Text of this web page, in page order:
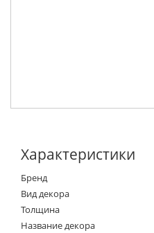
Характеристики
Бренд
Вид декора
Толщина
Название декора